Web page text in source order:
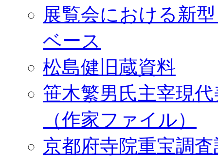
展覧会における新
ベース
松島健旧蔵資料
笹木繁男氏主宰現
（作家ファイル）
京都府寺院重宝調